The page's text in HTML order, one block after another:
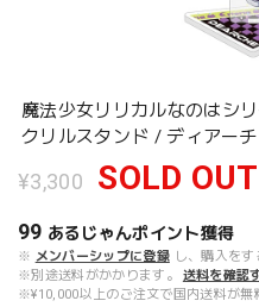
魔法少女リリカルなのはシ
クリルスタンド / ディアーチ
¥3,300 SOLD OUT
99 あるじゃんポイント獲得
※ メンバーシップに登録 し、購入をす
※別途送料がかかります。
送料を確認
※¥10,000以上のご注文で国内送料が無